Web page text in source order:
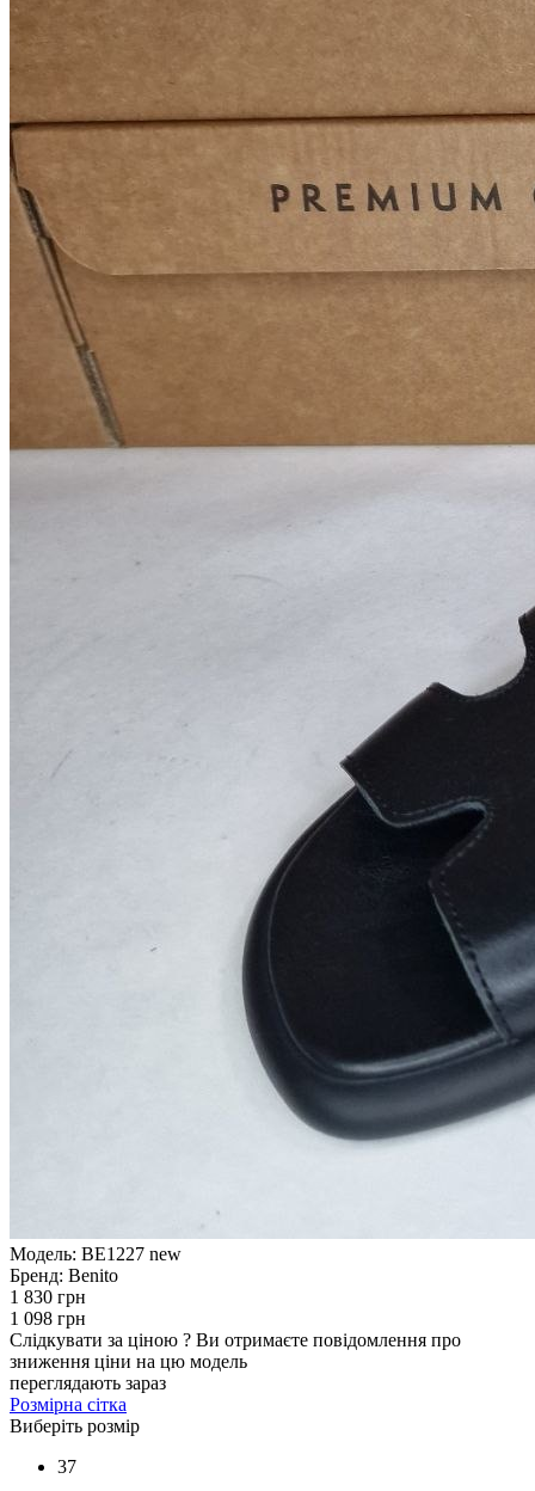
Модель: BE1227 new
Бренд: Benito
1 830 грн
1 098 грн
Слідкувати за ціною ? Ви отримаєте повідомлення про
зниження ціни на цю модель
переглядають зараз
Розмірна сітка
Виберіть розмір
37